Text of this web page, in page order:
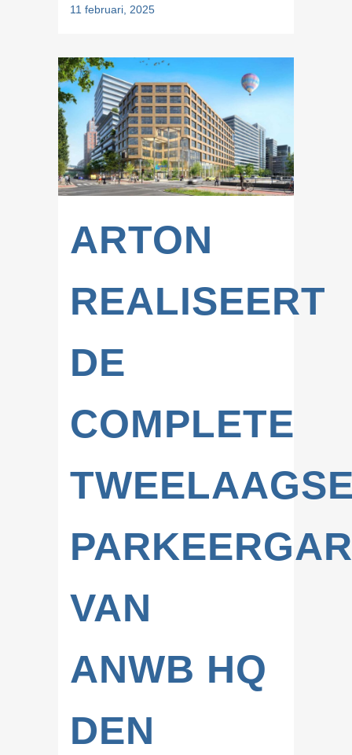
11 februari, 2025
ARTON
REALISEERT
DE
COMPLETE
VAN
ANWB HQ
DEN